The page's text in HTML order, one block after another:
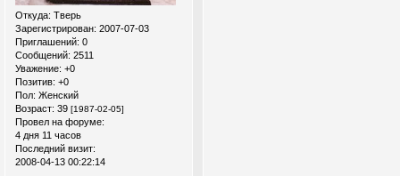
Откуда: Тверь
Зарегистрирован: 2007-07-03
Приглашений: 0
Сообщений: 2511
Уважение: +0
Позитив: +0
Пол: Женский
Возраст: 39 [1987-02-05]
Провел на форуме:
4 дня 11 часов
Последний визит:
2008-04-13 00:22:14